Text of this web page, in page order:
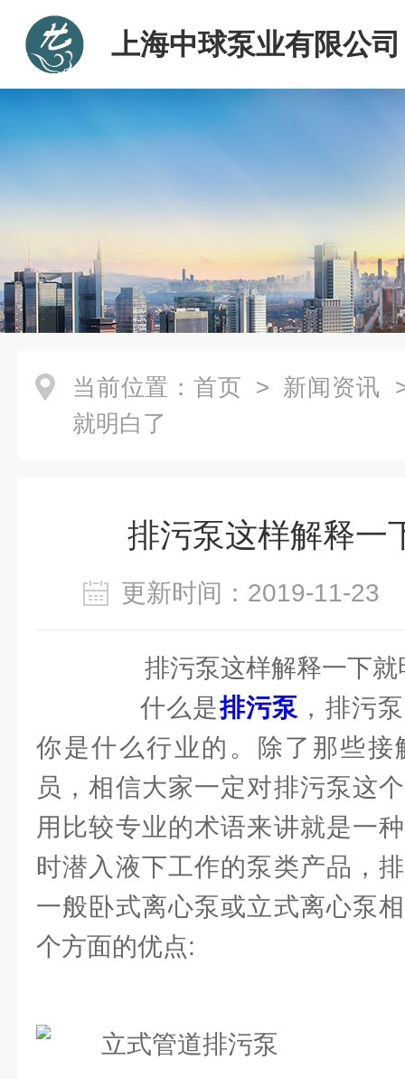
上海中球泵业有限公司
当前位置： 首页 > 新闻资讯
就明白了
排污泵这样解释一
更新时间：2019-11-
排污泵这样解释一下就
什么是排污泵 ，排污
你是什么行业的。除了那些接
员，相信大家一定对排污泵这
用比较专业的术语来讲就是一
时潜入液下工作的泵类产品，
一般卧式离心泵或立式离心泵
个方面的优点: